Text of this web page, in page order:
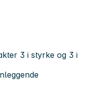
3 i styrke og 3 i